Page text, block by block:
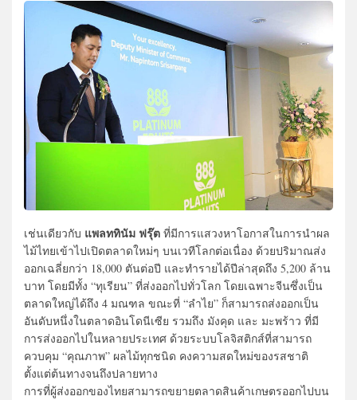
เช่นเดียวกับ แพลททินัม ฟรุ๊ต ที่มีการแสวงหาโอกาสในการนำผล
ไม้ไทยเข้าไปเปิดตลาดใหม่ๆ บนเวทีโลกต่อเนื่อง ด้วยปริมาณส่ง
ออกเฉลี่ยกว่า 18,000 ตันต่อปี และทำรายได้ปีล่าสุดถึง 5,200 ล้าน
บาท โดยมีทั้ง “ทุเรียน” ที่ส่งออกไปทั่วโลก โดยเฉพาะจีนซึ่งเป็น
ตลาดใหญ่ได้ถึง 4 มณฑล ขณะที่ “ลำไย” ก็สามารถส่งออกเป็น
อันดับหนึ่งในตลาดอินโดนีเซีย รวมถึง มังคุด และ มะพร้าว ที่มี
การส่งออกไปในหลายประเทศ ด้วยระบบโลจิสติกส์ที่สามารถ
ควบคุม “คุณภาพ” ผลไม้ทุกชนิด คงความสดใหม่ของรสชาติ
ตั้งแต่ต้นทางจนถึงปลายทาง
การที่ผู้ส่งออกของไทยสามารถขยายตลาดสินค้าเกษตรออกไปบน